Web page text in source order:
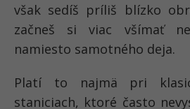
však sedíš príliš blízko
začneš si viac všímať
namiesto samotného deja.
Platí to najmä pri
staniciach, ktoré často